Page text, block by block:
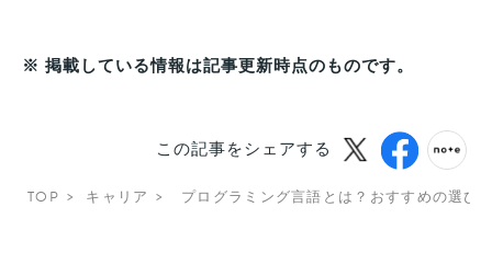
※ 掲載している情報は記事更新時点のものです。
この記事をシェアする
TOP キャリア プログラミング言語とは？おすすめの選び